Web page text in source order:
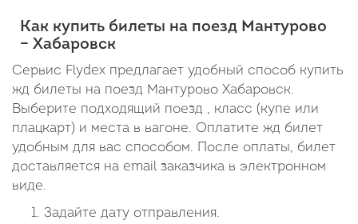
Как купить билеты на поезд Мантурово
– Хабаровск
Сервис Flydex предлагает удобный способ купить
жд билеты на поезд Мантурово Хабаровск.
Выберите подходящий поезд , класс (купе или
плацкарт) и места в вагоне. Оплатите жд билет
удобным для вас способом. После оплаты, билет
доставляется на email заказчика в электронном
виде.
Задайте дату отправления.